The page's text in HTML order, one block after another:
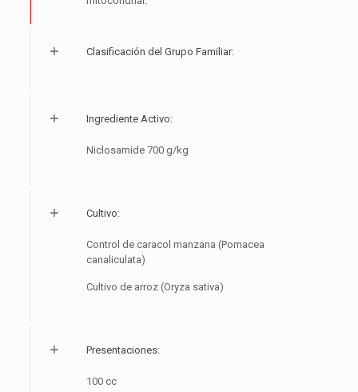
Clasificación del Grupo Familiar:
Ingrediente Activo:
Niclosamide 700 g/kg
Cultivo:
Control de caracol manzana (Pomacea
canaliculata)
Cultivo de arroz (Oryza sativa)
Presentaciones:
100 cc